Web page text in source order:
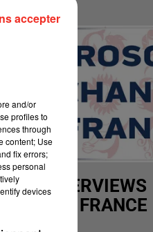
LES INTERVIEWS
CHANTE FRANCE
and/or
profiles to
through
content; Use
fix errors;
personal
devices
accepter